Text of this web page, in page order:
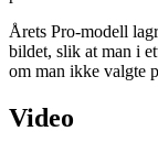
Årets Pro-modell
bildet, slik at man i
om man ikke valgte
Video